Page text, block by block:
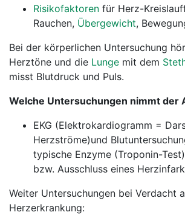
Risikofaktoren für Herz-
Rauchen, Übergewicht,
Bei der körperlichen Untersuchung
Herztöne und die Lunge mit dem
misst Blutdruck und Puls.
Welche Untersuchungen nimmt der
EKG (Elektrokardiogramm =
Herzströme)und
typische Enzyme (Troponin-
bzw. Ausschluss eines
Weiter Untersuchungen bei Verdacht
Herzerkrankung: